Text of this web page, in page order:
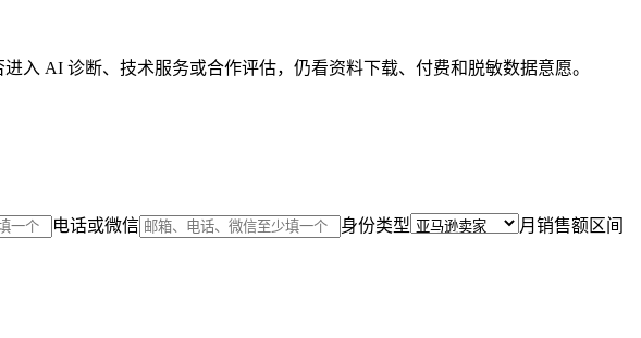
入 AI 诊断、技术服务或合作评估，仍看资料下载、付费和脱敏数据意愿。
电话或微信 身份类型 月销售额区间